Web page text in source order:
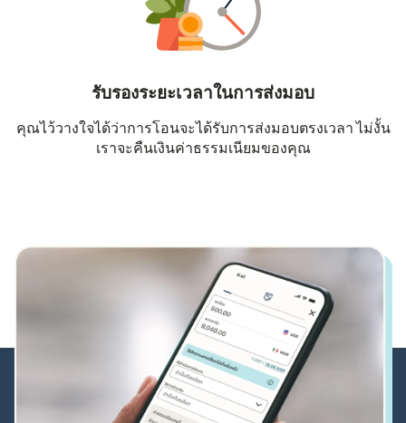
รับรองระยะเวลาในการส่งมอบ
คุณไว้วางใจได้ว่าการโอนจะได้รับการส่งมอบตรงเวลา ไม่งั้น
เราจะคืนเงินค่าธรรมเนียมของคุณ